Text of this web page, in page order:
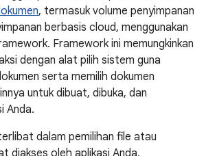
, termasuk volume penyimpanan
berbasis cloud, menggunakan
Framework ini memungkinkan
dengan alat pilih sistem guna
serta memilih dokumen
untuk dibuat, dibuka, dan
Anda.
dalam pemilihan file atau
diakses oleh aplikasi Anda,